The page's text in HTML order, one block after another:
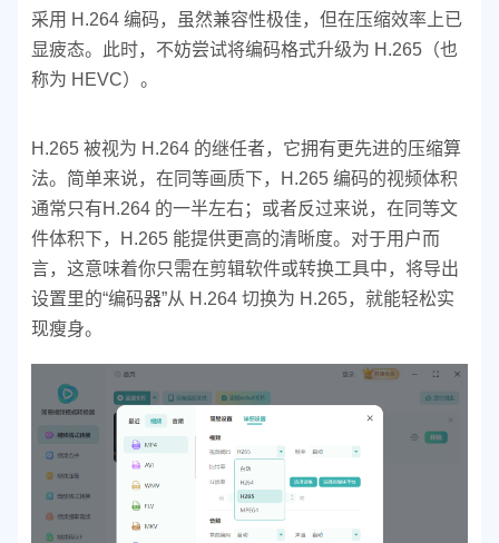
采用 H.264 编码，虽然兼容性极佳，但在压缩效率上已
显疲态。此时，不妨尝试将编码格式升级为 H.265（也
称为 HEVC）。
H.265 被视为 H.264 的继任者，它拥有更先进的压缩算
法。简单来说，在同等画质下，H.265 编码的视频体积
通常只有H.264 的一半左右；或者反过来说，在同等文
件体积下，H.265 能提供更高的清晰度。对于用户而
言，这意味着你只需在剪辑软件或转换工具中，将导出
设置里的“编码器”从 H.264 切换为 H.265，就能轻松实
现瘦身。